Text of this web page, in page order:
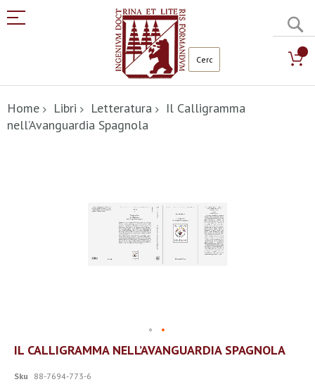
al
contenuto
Home Libri Letteratura
Il Calligramma
nell’Avanguardia Spagnola
Vai
all'inizio
galleria
IL CALLIGRAMMA NELL’AVANGUARDIA SPAGNOLA
Sku 88-7694-773-6